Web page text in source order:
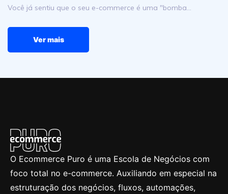
Você já sentiu que o seu e-commerce é uma "bomba…
Ver mais
O Ecommerce Puro é uma Escola de Negócios com
foco total no e-commerce. Auxiliando em especial na
estruturação dos negócios, fluxos, automações,